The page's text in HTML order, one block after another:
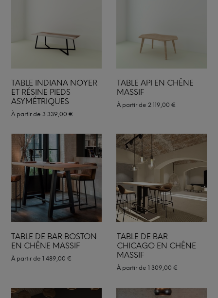
TABLE INDIANA NOYER
ET RÉSINE PIEDS
ASYMÉTRIQUES
À partir de 3 339,00 €
TABLE API EN CHÊNE
MASSIF
À partir de 2 119,00 €
TABLE DE BAR BOSTON
EN CHÊNE MASSIF
À partir de 1 489,00 €
TABLE DE BAR
CHICAGO EN CHÊNE
MASSIF
À partir de 1 309,00 €